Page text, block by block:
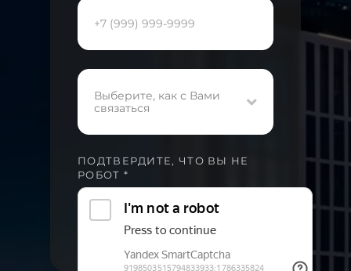
Выберите, как с Вами
связаться
ПОДТВЕРДИТЕ, ЧТО ВЫ НЕ
РОБОТ *